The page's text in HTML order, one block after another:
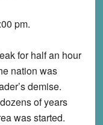
pm.
for half an hour
nation was
demise.
of years
was started.